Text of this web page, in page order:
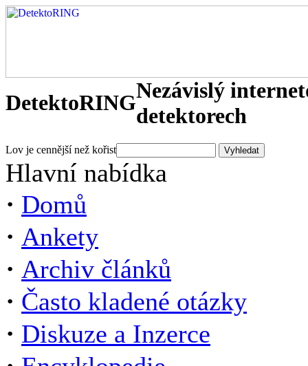
DetektoRINGNezávislý
detektorech
Lov je cennější než kořist
Hlavní nabídka
· Domů
· Ankety
· Archiv článků
· Často kladené otázky
· Diskuze a Inzerce